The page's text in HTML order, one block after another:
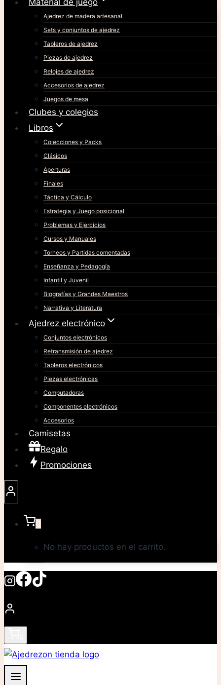
Material de juego
Ajedrez de madera artesanal
Sets y conjuntos de ajedrez
Tableros de ajedrez
Piezas de ajedrez
Relojes de ajedrez
Accesorios de ajedrez
Juegos de mesa
Clubes y colegios
Libros
Colecciones y Packs
Clásicos
Aperturas
Finales
Táctica y Cálculo
Estrategia y Juego posicional
Problemas y Ejercicios
Cursos y Manuales
Torneos y Partidas comentadas
Enseñanza y Pedagogía
Infantil y Juvenil
Biografías y Grandes Maestros
Narrativa y Literatura
Ajedrez electrónico
Conjuntos electrónicos
Retransmisión de ajedrez
Tableros electrónicos
Piezas electrónicas
Computadoras
Componentes electrónicos
Accesorios
Camisetas
Regalo
Promociones
0
No hay productos en el carrito.